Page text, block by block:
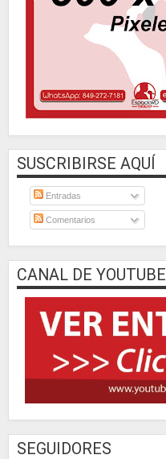
SUSCRIBIRSE AQUÍ
Entradas
Comentarios
CANAL DE YOUTUBE
SEGUIDORES